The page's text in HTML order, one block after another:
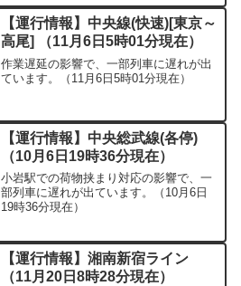
【運行情報】中央線(快速)[東京～
高尾] （11月6日5時01分現在）
作業遅延の影響で、一部列車に遅れが出
ています。（11月6日5時01分現在）
【運行情報】中央総武線(各停)
（10月6日19時36分現在）
小岩駅での荷物挟まり対応の影響で、一
部列車に遅れが出ています。（10月6日
19時36分現在）
【運行情報】湘南新宿ライン
（11月20日8時28分現在）